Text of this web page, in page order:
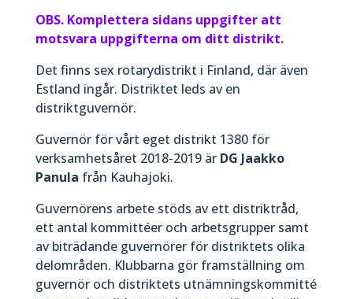
OBS. Komplettera sidans uppgifter att
motsvara uppgifterna om ditt distrikt.
Det finns sex rotarydistrikt i Finland, där även
Estland ingår. Distriktet leds av en
distriktguvernör.
Guvernör för vårt eget distrikt 1380 för
verksamhetsåret 2018-2019 är DG Jaakko
Panula från Kauhajoki.
Guvernörens arbete stöds av ett distriktråd,
ett antal kommittéer och arbetsgrupper samt
av biträdande guvernörer för distriktets olika
delområden. Klubbarna gör framställning om
guvernör och distriktets utnämningskommitté